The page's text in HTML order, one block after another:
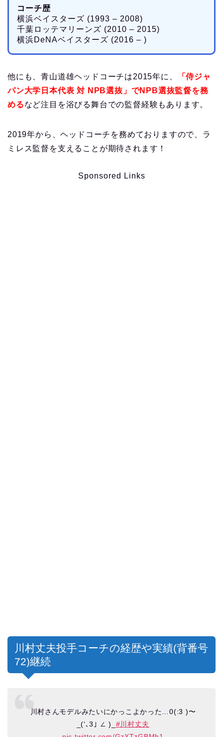
コーチ歴
横浜ベイスターズ (1993 – 2008)
千葉ロッテマリーンズ (2010 – 2015)
横浜DeNAベイスターズ (2016 – )
他にも、青山道雄ヘッドコーチは2015年に、
「侍ジャ
パン大学日本代表 対 NPB選抜」でNPB選抜監督を務
めるなど注目を浴びる舞台での監督経験もあります。
2019年から、ヘッドコーチを務めておりますので、ラ
ミレス監督を支えることが期待されます！
Sponsored Links
川村丈夫投手コーチの経歴や実績(背番号
72)継続
川村さんモデルみたいにかっこよかった…0(:3 )〜
_(‘､3｣ ∠ )_ #川村丈夫